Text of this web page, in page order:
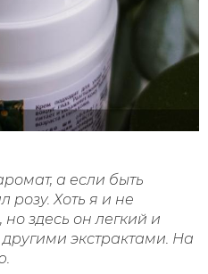
а если быть
розу. Хоть я и не
здесь он легкий и
экстрактами. На